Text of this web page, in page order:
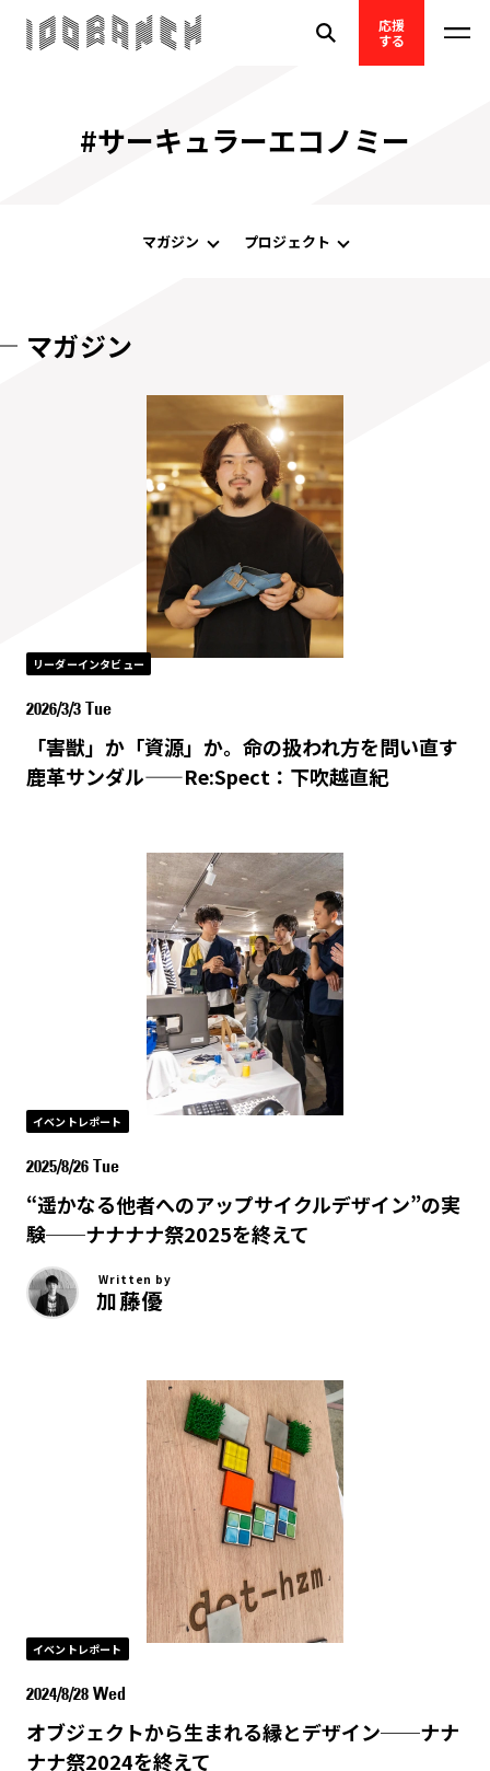
応援
する
#サーキュラーエコノミー
マガジン プロジェクト
マガジン
リーダーインタビュー
2026/3/3 Tue
「害獣」か「資源」か。命の扱われ方を問い直す
鹿革サンダル——Re:Spect：下吹越直紀
イベントレポート
2025/8/26 Tue
“遥かなる他者へのアップサイクルデザイン”の実
験──ナナナナ祭2025を終えて
Written by
加藤優
イベントレポート
2024/8/28 Wed
オブジェクトから生まれる縁とデザイン──ナナ
ナナ祭2024を終えて